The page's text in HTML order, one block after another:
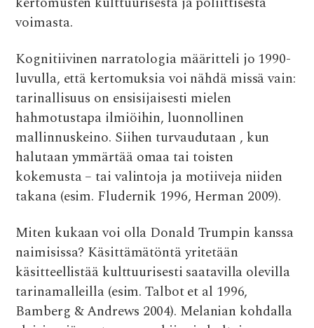
voimasta.
Kognitiivinen narratologia määritteli jo 1990-
luvulla, että kertomuksia voi nähdä missä vain:
tarinallisuus on ensisijaisesti mielen
hahmotustapa ilmiöihin, luonnollinen
mallinnuskeino. Siihen turvaudutaan , kun
halutaan ymmärtää omaa tai toisten
kokemusta – tai valintoja ja motiiveja niiden
takana (esim. Fludernik 1996, Herman 2009).
Miten kukaan voi olla Donald Trumpin kanssa
naimisissa? Käsittämätöntä yritetään
käsitteellistää kulttuurisesti saatavilla olevilla
tarinamalleilla (esim. Talbot et al 1996,
Bamberg & Andrews 2004). Melanian kohdalla